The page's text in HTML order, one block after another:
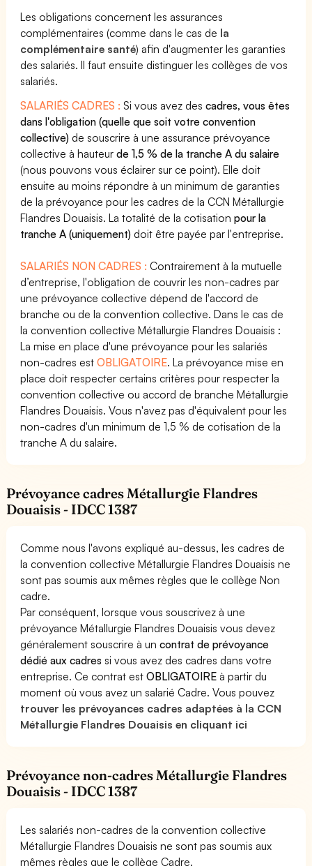
Les obligations concernent les assurances
complémentaires (comme dans le cas de la
complémentaire santé) afin d'augmenter les garanties
des salariés. Il faut ensuite distinguer les collèges de vos
salariés.
SALARIÉS CADRES : Si vous avez descadres, vous êtes
dans l'obligation (quelle que soit votre convention
collective) de souscrire à une assurance prévoyance
collective à hauteurde 1,5 % de la tranche A du salaire
(nous pouvons vous éclairer sur ce point). Elle doit
ensuite au moins répondre à un minimum de garanties
de la prévoyance pour les cadres de la CCN Métallurgie
Flandres Douaisis. La totalité de la cotisationpour la
tranche A (uniquement) doit être payée par l'entreprise.
SALARIÉS NON CADRES : Contrairement à la mutuelle
d’entreprise, l'obligation de couvrir les non-cadres par
une prévoyance collective dépend de l'accord de
branche ou de la convention collective. Dans le cas de
la convention collective Métallurgie Flandres Douaisis :
La mise en place d'une prévoyance pour les salariés
non-cadres estOBLIGATOIRE. La prévoyance mise en
place doit respecter certains critères pour respecter la
convention collective ou accord de branche Métallurgie
Flandres Douaisis. Vous n'avez pas d'équivalent pour les
non-cadres d'un minimum de 1,5 % de cotisation de la
tranche A du salaire.
Prévoyance cadres Métallurgie Flandres
Douaisis - IDCC 1387
Comme nous l'avons expliqué au-dessus, les cadres de
la convention collective Métallurgie Flandres Douaisis ne
sont pas soumis aux mêmes règles que le collège Non
cadre.
Par conséquent, lorsque vous souscrivez à une
prévoyance Métallurgie Flandres Douaisis vous devez
généralement souscrire à uncontrat de prévoyance
dédié aux cadres si vous avez des cadres dans votre
entreprise. Ce contrat estOBLIGATOIRE à partir du
moment où vous avez un salarié Cadre. Vous pouvez
trouver les prévoyances cadres adaptées à la CCN
Métallurgie Flandres Douaisis en cliquant ici
Prévoyance non-cadres Métallurgie Flandres
Douaisis - IDCC 1387
Les salariés non-cadres de la convention collective
Métallurgie Flandres Douaisis ne sont pas soumis aux
mêmes règles que le collège Cadre.